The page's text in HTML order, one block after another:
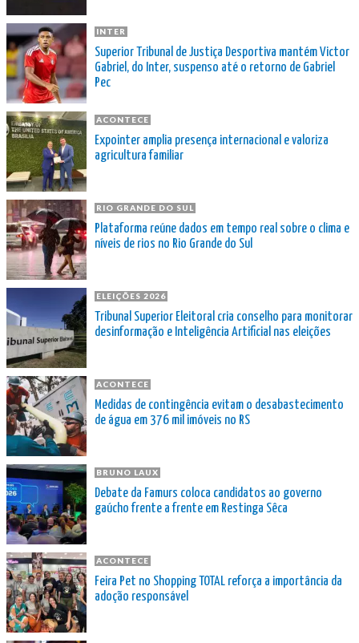
INTER
Superior Tribunal de Justiça Desportiva mantém Victor
Gabriel, do Inter, suspenso até o retorno de Gabriel
Pec
ACONTECE
Expointer amplia presença internacional e valoriza
agricultura familiar
RIO GRANDE DO SUL
Plataforma reúne dados em tempo real sobre o clima e
níveis de rios no Rio Grande do Sul
ELEIÇÕES 2026
Tribunal Superior Eleitoral cria conselho para monitorar
desinformação e Inteligência Artificial nas eleições
ACONTECE
Medidas de contingência evitam o desabastecimento
de água em 376 mil imóveis no RS
BRUNO LAUX
Debate da Famurs coloca candidatos ao governo
gaúcho frente a frente em Restinga Sêca
ACONTECE
Feira Pet no Shopping TOTAL reforça a importância da
adoção responsável